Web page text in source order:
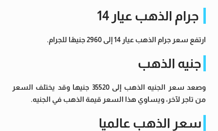
جرام الذهب عيار 14
ارتفع سعر جرام الذهب عيار 14 إلى 2960 جنيهًا للجرام.
جنيه الذهب
وصعد سعر الجنيه الذهب إلى 35520 جنيها وقد يختلف السعر
من تاجر لآخر، ويساوي هذا السعر قيمة الذهب في الجنيه.
سعر الذهب عالميا